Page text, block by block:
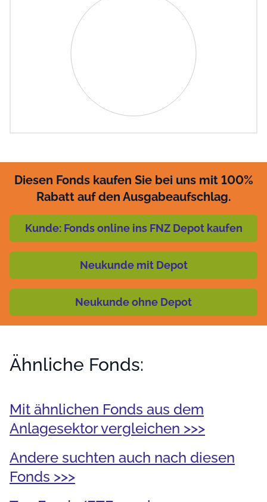
Pie chart with 0 slices.
View as data table, Chart
Diesen Fonds kaufen Sie bei uns mit 100%
Rabatt auf den Ausgabeaufschlag.
Kunde: Fonds online ins FNZ Depot kaufen
Neukunde mit Depot
Neukunde ohne Depot
Ähnliche Fonds:
Mit ähnlichen Fonds aus dem
Anlagesektor vergleichen >>>
Andere suchten auch nach diesen
Fonds >>>